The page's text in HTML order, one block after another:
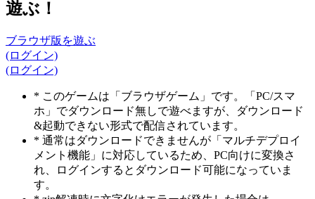
遊ぶ！
ブラウザ版を遊ぶ
(ログイン)
(ログイン)
* このゲームは「ブラウザゲーム」です。「PC/スマ
ホ」でダウンロード無しで遊べますが、ダウンロード
&起動できない形式で配信されています。
* 通常はダウンロードできませんが「マルチデプロイ
メント機能」に対応しているため、PC向けに変換さ
れ、ログインするとダウンロード可能になっていま
す。